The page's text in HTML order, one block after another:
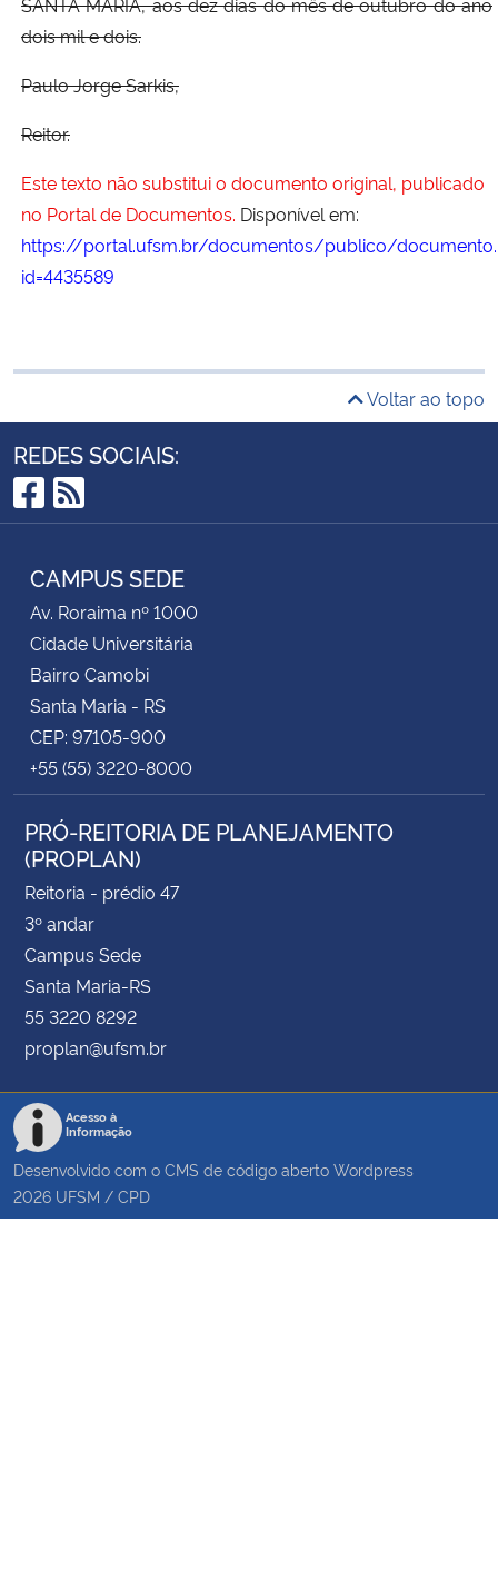
dois mil e dois.
Paulo Jorge Sarkis,
Reitor.
Este texto não substitui o documento original, publicado
no Portal de Documentos. Disponível em:
https://portal.ufsm.br/documentos/publico/
id=4435589
Voltar ao topo
REDES SOCIAIS:
Facebook
RSS
CAMPUS SEDE
Av. Roraima nº 1000
Cidade Universitária
Bairro Camobi
Santa Maria - RS
CEP: 97105-900
+55 (55) 3220-8000
PRÓ-REITORIA DE PLANEJAMENTO
(PROPLAN)
Reitoria - prédio 47
3º andar
Campus Sede
Santa Maria-RS
55 3220 8292
proplan@ufsm.br
Acesso à
Informação
Desenvolvido com o CMS de código aberto Wordpress
2026 UFSM / CPD